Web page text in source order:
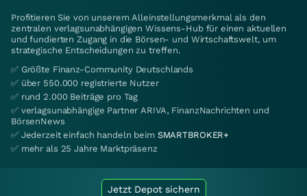
Profitieren Sie von unserem Alleinstellungsmerkmal als den
zentralen verlagsunabhängigen Wissens-Hub für einen aktuellen
und fundierten Zugang in die Börsen- und Wirtschaftswelt, um
strategische Entscheidungen zu treffen.
✅ Größte Finanz-Community Deutschlands
✅ über 550.000 registrierte Nutzer
✅ rund 2.000 Beiträge pro Tag
✅ verlagsunabhängige Partner ARIVA, FinanzNachrichten und
BörsenNews
✅ Jederzeit einfach handeln beim SMARTBROKER+
✅ mehr als 25 Jahre Marktpräsenz
Jetzt Depot sichern